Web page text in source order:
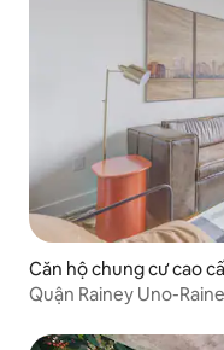
Căn hộ chung cư cao
n
Quận Rainey Uno-